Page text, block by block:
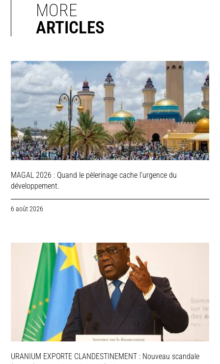
MORE
ARTICLES
MAGAL 2026 : Quand le pèlerinage cache l’urgence du
développement.
6 août 2026
URANIUM EXPORTE CLANDESTINEMENT : Nouveau scandale